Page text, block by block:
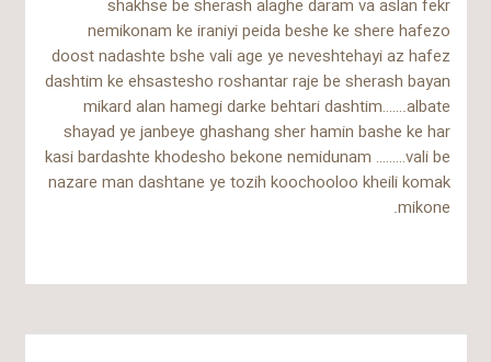
shakhse be sherash alaghe daram va aslan fekr
nemikonam ke iraniyi peida beshe ke shere hafezo
doost nadashte bshe vali age ye neveshtehayi az hafez
dashtim ke ehsastesho roshantar raje be sherash bayan
mikard alan hamegi darke behtari dashtim…….albate
shayad ye janbeye ghashang sher hamin bashe ke har
kasi bardashte khodesho bekone nemidunam ………vali be
nazare man dashtane ye tozih koochooloo kheili komak
mikone.